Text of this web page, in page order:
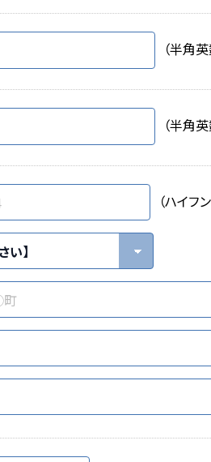
（半角英
（半角英
（ハイフ